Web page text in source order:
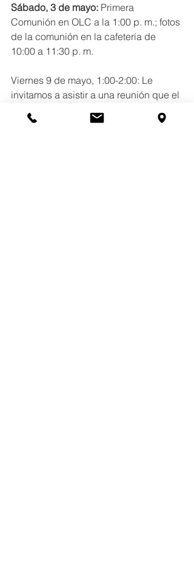
Sábado, 3 de mayo: Primera
Comunión en OLC a la 1:00 p. m.; fotos
de la comunión en la cafetería de
10:00 a 11:30 p. m.
Viernes 9 de mayo, 1:00-2:00: Le
invitamos a asistir a una reunión que el
Distrito 99 de Cicero llevará a cabo en
su Edificio Administrativo, 5110 W. 24th